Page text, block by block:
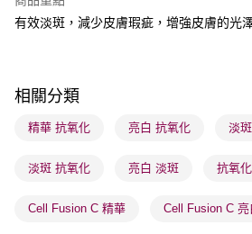
每筆HK$65.00，滿HK$300.00或以上免運
順豐站及營業點 - 確認發貨後1-3個工作天
物流公司進行物流配送
有效淡斑，減少皮膚瑕疵，增強皮膚的光
相關分類
精華 抗氧化 亮白 抗氧化 淡
淡斑 抗氧化 亮白 淡斑 抗氧
Cell Fusion C 精華 Cell Fusion C 亮